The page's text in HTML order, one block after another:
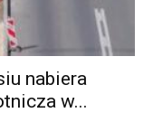
nabiera
w...